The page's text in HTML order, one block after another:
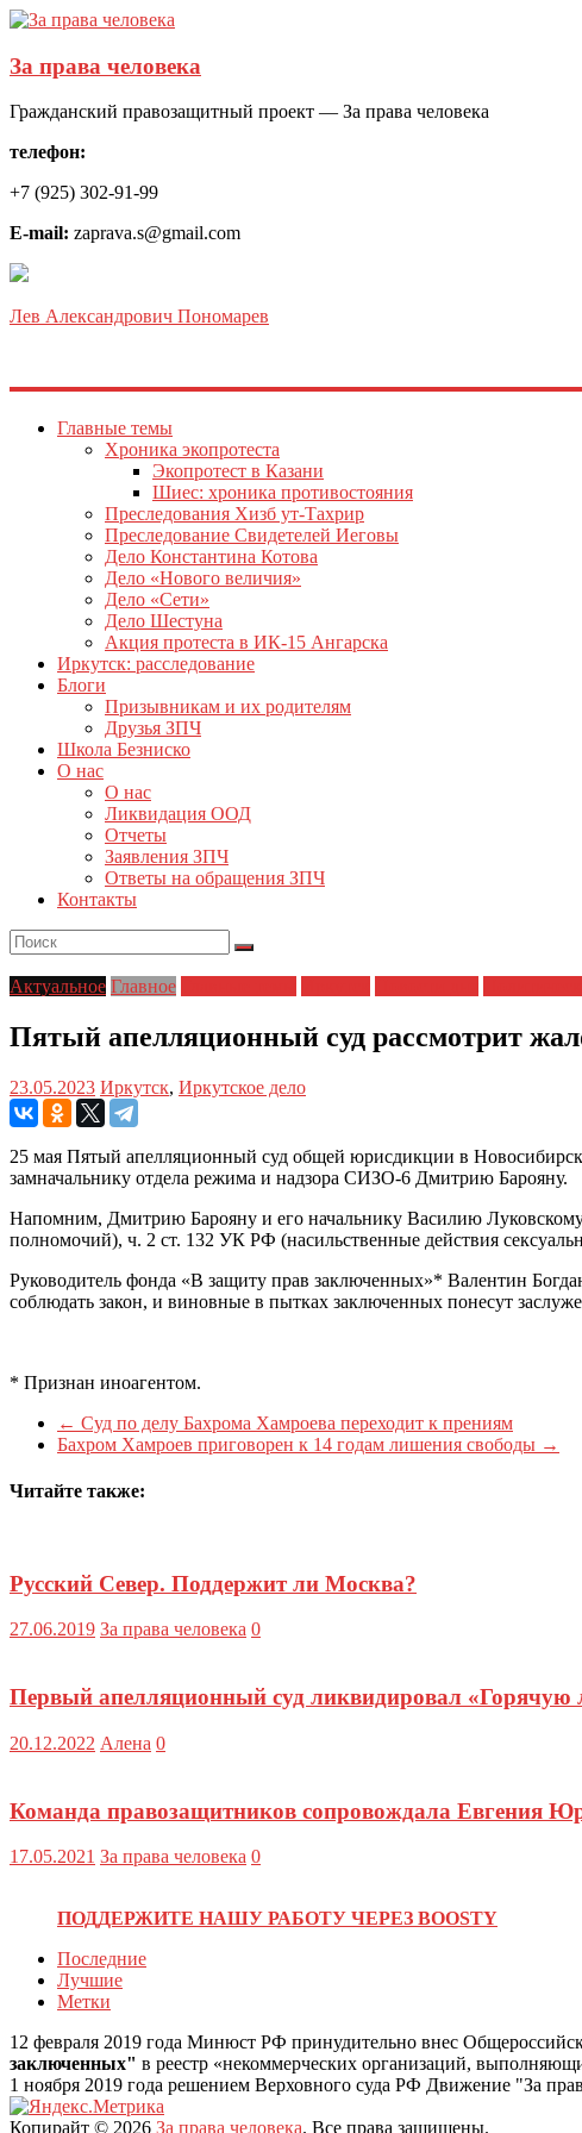
За права человека
Гражданский правозащитный проект — За права человека
телефон:
+7 (925) 302-91-99
E-mail: zaprava.s@gmail.com
Лев Александрович Пономарев
Главные темы
Хроника экопротеста
Экопротест в Казани
Шиес: хроника противостояния
Преследования Хизб ут-Тахрир
Преследование Свидетелей Иеговы
Дело Константина Котова
Дело «Нового величия»
Дело «Сети»
Дело Шестуна
Акция протеста в ИК-15 Ангарска
Иркутск: расследование
Блоги
Призывникам и их родителям
Друзья ЗПЧ
Школа Безниско
О нас
О нас
Ликвидация ООД
Отчеты
Заявления ЗПЧ
Ответы на обращения ЗПЧ
Контакты
Актуальное Главное
Пятый апелляционный суд рассмотрит
23.05.2023 Иркутск, Иркутское дело
25 мая Пятый апелляционный суд общей юрисдикции в
замначальнику отдела режима и надзора СИЗО-6 Дмитрию Барояну.
Напомним, Дмитрию Барояну и его начальнику Василию
полномочий), ч. 2 ст. 132 УК РФ (насильственные действия
Руководитель фонда «В защиту прав заключенных»* Валентин
соблюдать закон, и виновные в пытках заключенных понесут
* Признан иноагентом.
← Суд по делу Бахрома Хамроева переходит к прениям
Бахром Хамроев приговорен к 14 годам лишения свободы →
Читайте также:
Русский Север. Поддержит ли Москва?
27.06.2019 За права человека 0
Первый апелляционный суд ликвидировал «Горячую
20.12.2022 Алена 0
Команда правозащитников сопровождала Евгения
17.05.2021 За права человека 0
ПОДДЕРЖИТЕ НАШУ РАБОТУ ЧЕРЕЗ BOOSTY
Последние
Лучшие
Метки
12 февраля 2019 года Минюст РФ принудительно внес
заключенных" в реестр «некоммерческих организаций,
1 ноября 2019 года решением Верховного суда РФ Движение "За
Копирайт © 2026 За права человека. Все права защищены.